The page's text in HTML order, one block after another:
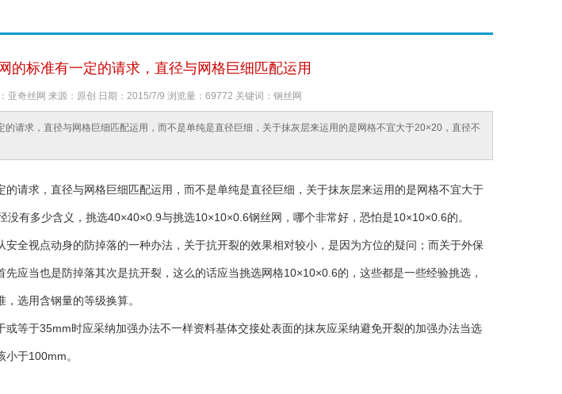
的标准有一定的请求，直径与网格巨细匹配运用
亚奇丝网 来源：原创 日期：2015/7/9 浏览量：69772 关键词：钢丝网
的请求，直径与网格巨细匹配运用，而不是单纯是直径巨细，关于抹灰层来运用的是网格不宜大于20×20，直径不
的请求，直径与网格巨细匹配运用，而不是单纯是直径巨细，关于抹灰层来运用的是网格不宜大于
有多少含义，挑选40×40×0.9与挑选10×10×0.6钢丝网，哪个非常好，恐怕是10×10×0.6的。
全视点动身的防掉落的一种办法，关于抗开裂的效果相对较小，是因为方位的疑问；而关于外保
应当也是防掉落其次是抗开裂，这么的话应当挑选网格10×10×0.6的，这些都是一些经验挑选，
选用含钢量的等级换算。
或等于35mm时应采纳加强办法不一样资料基体交接处表面的抹灰应采纳避免开裂的加强办法当选
于100mm。